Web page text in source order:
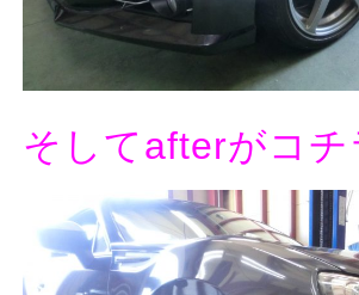
そしてafterがコチ